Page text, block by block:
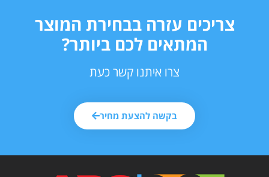
צריכים עזרה בבחירת המוצר
המתאים לכם ביותר?
צרו איתנו קשר כעת
בקשה להצעת מחיר